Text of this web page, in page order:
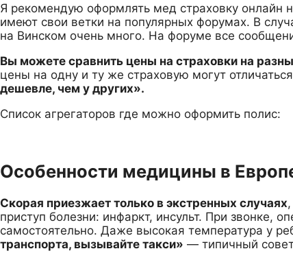
Я рекомендую оформлять мед страховку онлайн
имеют свои ветки на популярных форумах. В
на Винском очень много. На форуме все
Вы можете сравнить цены на страховки на
цены на одну и ту же страховую могут
дешевле, чем у других».
Список агрегаторов где можно оформить полис:
Особенности медицины в
Скорая приезжает только в экстренных случаях
приступ болезни: инфаркт, инсульт. При звонке,
самостоятельно. Даже высокая температура у
транспорта, вызывайте такси» — типичный